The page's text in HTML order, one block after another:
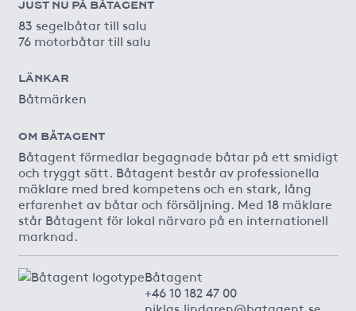
JUST NU PÅ BÅTAGENT
83 segelbåtar till salu
76 motorbåtar till salu
LÄNKAR
Båtmärken
OM BÅTAGENT
Båtagent förmedlar begagnade båtar på ett smidigt
och tryggt sätt. Båtagent består av professionella
mäklare med bred kompetens och en stark, lång
erfarenhet av båtar och försäljning. Med 18 mäklare
står Båtagent för lokal närvaro på en internationell
marknad.
Båtagent
+46 10 182 47 00